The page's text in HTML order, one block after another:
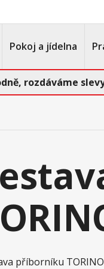
Pokoj a jídelna
rozdáváme
příborníku